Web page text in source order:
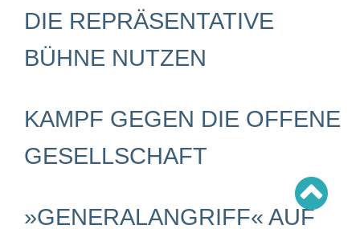
Ausgabe 221
Ausgabe 220
Ausgabe 219
Ausgabe 218
DIE REPRÄSENTATIVE
BÜHNE NUTZEN
KAMPF GEGEN DIE OFFENE
GESELLSCHAFT
»GENERALANGRIFF« AUF